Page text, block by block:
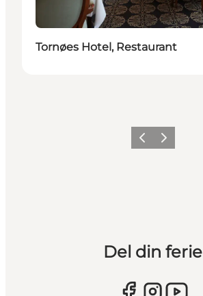
Tornøes Hotel, Restaurant
ForrigeNæste
Del din ferie